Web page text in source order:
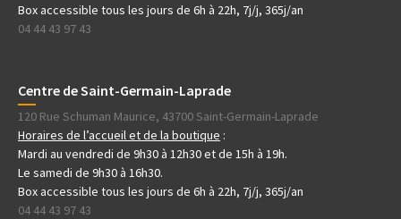
Box accessible tous les jours de 6h à 22h, 7j/j, 365j/an
04 44 43 97 43
Centre de Saint-Germain-Laprade
120 Rue Schuman Maurice, 43700 Saint-Germain-Laprade
Horaires de l’accueil et de la boutique :
Mardi au vendredi de 9h30 à 12h30 et de 15h à 19h.
Le samedi de 9h30 à 16h30.
Box accessible tous les jours de 6h à 22h, 7j/j, 365j/an
04 44 43 97 43